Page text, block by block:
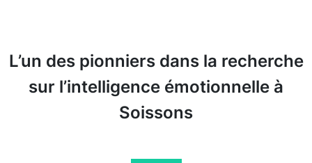
L’un des pionniers dans la recherche
sur l’intelligence émotionnelle à
Soissons